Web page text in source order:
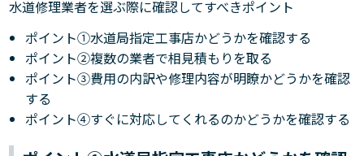
水道修理業者を選ぶ際に確認してすべきポイント
ポイント①水道局指定工事店かどうかを確認する
ポイント②複数の業者で相見積もりを取る
ポイント③費用の内訳や修理内容が明瞭かどうかを確認
する
ポイント④すぐに対応してくれるのかどうかを確認する